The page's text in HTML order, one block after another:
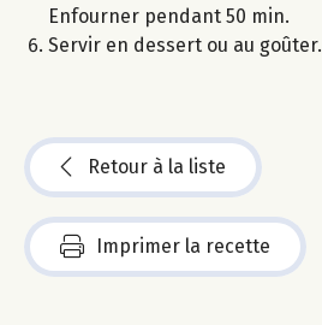
Enfourner pendant 50 min.
Servir en dessert ou au goûter.
Retour à la liste
Imprimer la recette